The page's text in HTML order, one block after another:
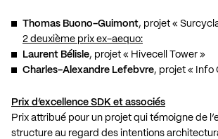
Thomas Buono-Guimont, projet «
2 deuxième prix ex-aequo:
Laurent Bélisle, projet « Hivecell Tower »
Charles-Alexandre Lefebvre, projet « Info
Prix d’excellence SDK et associés
Prix attribué pour un projet qui témoigne de
structure au regard des intentions